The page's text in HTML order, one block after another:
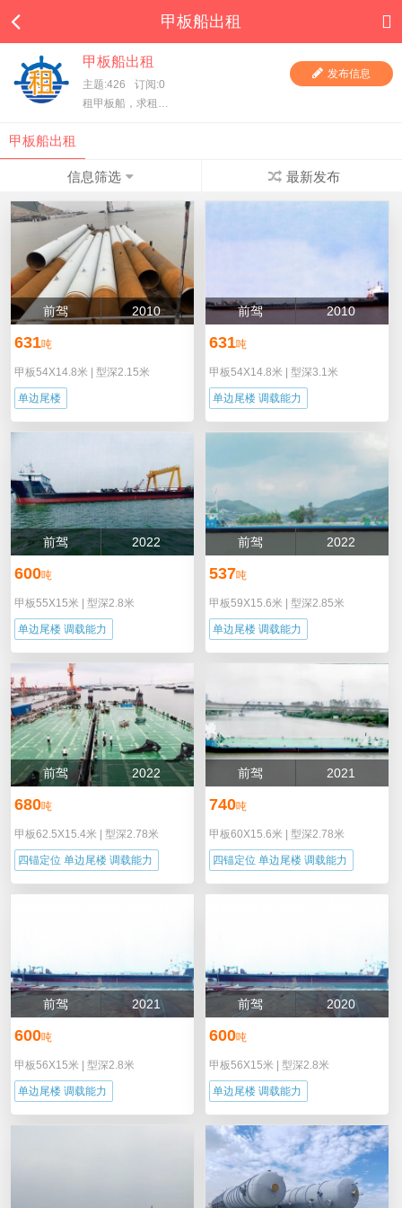
甲板船出租
甲板船出租
主题:426
订阅:0
租甲板船，求租甲板船，一手甲板船东直租，项目方求租，甲板船东、货主都在这里，快进来看看吧！
发布信息
甲板船出租
信息筛选 最新发布
前驾 2010
631吨
甲板54X14.8米 型深2.15米
单边尾楼
前驾 2010
631吨
甲板54X14.8米 型深3.1米
单边尾楼 调载能力
前驾 2022
600吨
甲板55X15米 型深2.8米
单边尾楼 调载能力
前驾 2022
537吨
甲板59X15.6米 型深2.85米
单边尾楼 调载能力
前驾 2022
680吨
甲板62.5X15.4米 型深2.78米
四锚定位 单边尾楼 调载能力
前驾 2021
740吨
甲板60X15.6米 型深2.78米
四锚定位 单边尾楼 调载能力
前驾 2021
600吨
甲板56X15米 型深2.8米
单边尾楼 调载能力
前驾 2020
600吨
甲板56X15米 型深2.8米
单边尾楼 调载能力